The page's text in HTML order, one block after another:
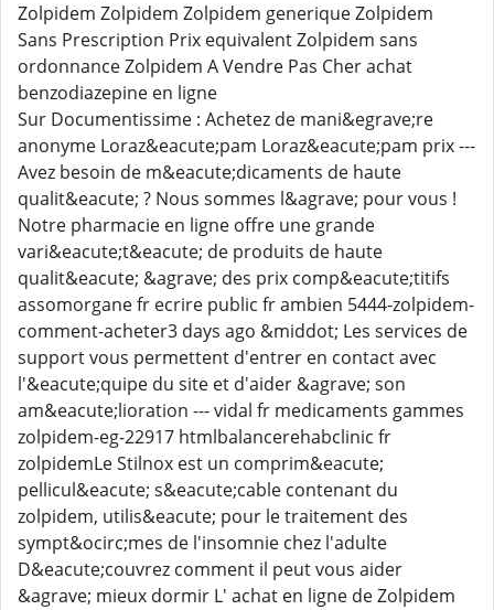
Zolpidem Zolpidem Zolpidem generique Zolpidem
Sans Prescription Prix equivalent Zolpidem sans
ordonnance Zolpidem A Vendre Pas Cher achat
benzodiazepine en ligne
Sur Documentissime : Achetez de mani&egrave;re
anonyme Loraz&eacute;pam Loraz&eacute;pam prix ---
Avez besoin de m&eacute;dicaments de haute
qualit&eacute; ? Nous sommes l&agrave; pour vous !
Notre pharmacie en ligne offre une grande
vari&eacute;t&eacute; de produits de haute
qualit&eacute; &agrave; des prix comp&eacute;titifs
assomorgane fr ecrire public fr ambien 5444-zolpidem-
comment-acheter3 days ago &middot; Les services de
support vous permettent d'entrer en contact avec
l'&eacute;quipe du site et d'aider &agrave; son
am&eacute;lioration --- vidal fr medicaments gammes
zolpidem-eg-22917 htmlbalancerehabclinic fr
zolpidemLe Stilnox est un comprim&eacute;
pellicul&eacute; s&eacute;cable contenant du
zolpidem, utilis&eacute; pour le traitement des
sympt&ocirc;mes de l'insomnie chez l'adulte
D&eacute;couvrez comment il peut vous aider
&agrave; mieux dormir L' achat en ligne de Zolpidem